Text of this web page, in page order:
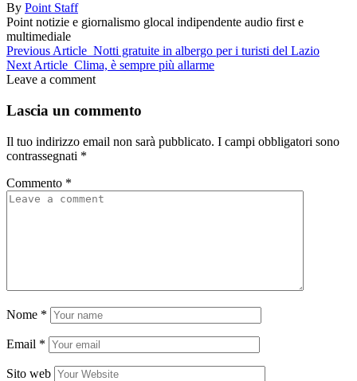
By Point Staff
Point notizie e giornalismo glocal indipendente audio first e
multimediale
Previous Article Notti gratuite in albergo per i turisti del Lazio
Next Article Clima, è sempre più allarme
Leave a comment
Lascia un commento
Il tuo indirizzo email non sarà pubblicato. I campi obbligatori sono
contrassegnati *
Commento *
Nome *
Email *
Sito web